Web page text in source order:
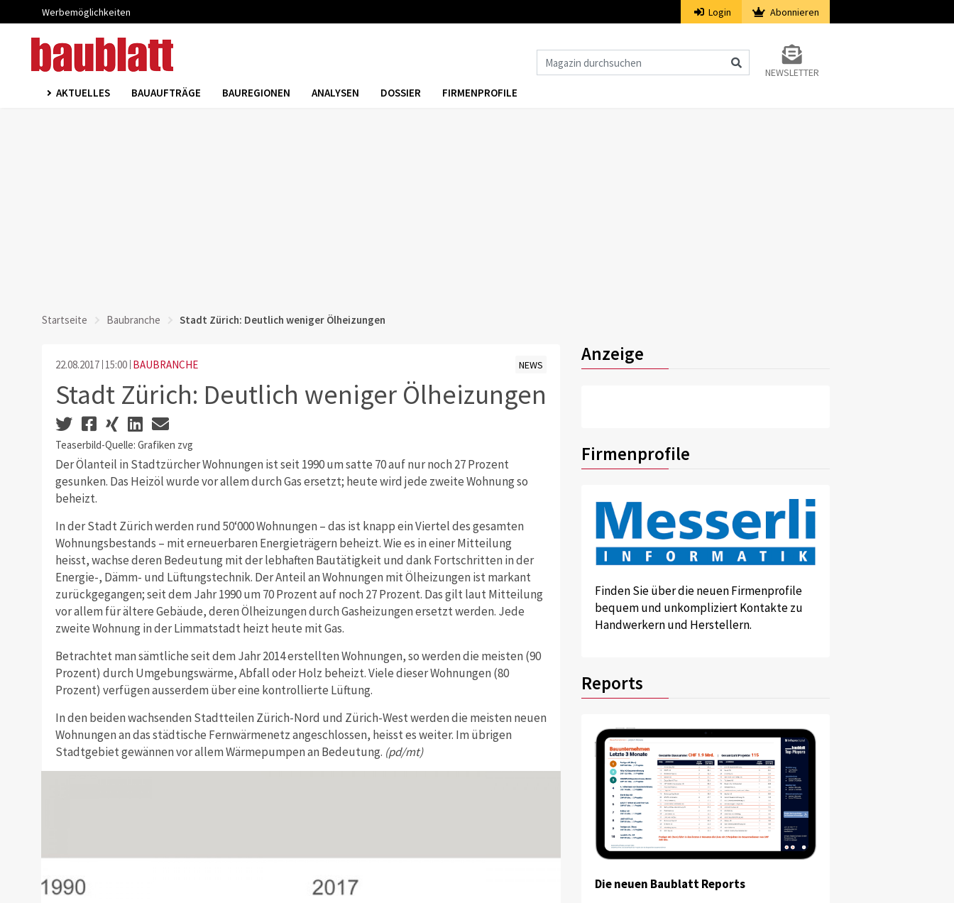
Werbemöglichkeiten Login Abonnieren
NEWSLETTER
AKTUELLES BAUAUFTRÄGE BAUREGIONEN ANALYSEN DOSSIER FIRMENPROFILE
Startseite Baubranche Stadt Zürich: Deutlich weniger Ölheizungen
22.08.2017 15:00 BAUBRANCHE NEWS
Stadt Zürich: Deutlich weniger Ölheizungen
Teaserbild-Quelle: Grafiken zvg
Der Ölanteil in Stadtzürcher Wohnungen ist seit 1990 um satte 70 auf nur noch 27 Prozent
gesunken. Das Heizöl wurde vor allem durch Gas ersetzt; heute wird jede zweite Wohnung so
beheizt.
In der Stadt Zürich werden rund 50‘000 Wohnungen – das ist knapp ein Viertel des gesamten
Wohnungsbestands – mit erneuerbaren Energieträgern beheizt. Wie es in einer Mitteilung
heisst, wachse deren Bedeutung mit der lebhaften Bautätigkeit und dank Fortschritten in der
Energie-, Dämm- und Lüftungstechnik. Der Anteil an Wohnungen mit Ölheizungen ist markant
zurückgegangen; seit dem Jahr 1990 um 70 Prozent auf noch 27 Prozent. Das gilt laut Mitteilung
vor allem für ältere Gebäude, deren Ölheizungen durch Gasheizungen ersetzt werden. Jede
zweite Wohnung in der Limmatstadt heizt heute mit Gas.
Betrachtet man sämtliche seit dem Jahr 2014 erstellten Wohnungen, so werden die meisten (90
Prozent) durch Umgebungswärme, Abfall oder Holz beheizt. Viele dieser Wohnungen (80
Prozent) verfügen ausserdem über eine kontrollierte Lüftung.
In den beiden wachsenden Stadtteilen Zürich-Nord und Zürich-West werden die meisten neuen
Wohnungen an das städtische Fernwärmenetz angeschlossen, heisst es weiter. Im übrigen
Stadtgebiet gewännen vor allem Wärmepumpen an Bedeutung. (pd/mt)
Anzeige
Firmenprofile
Finden Sie über die neuen Firmenprofile
bequem und unkompliziert Kontakte zu
Handwerkern und Herstellern.
Reports
Die neuen Baublatt Reports